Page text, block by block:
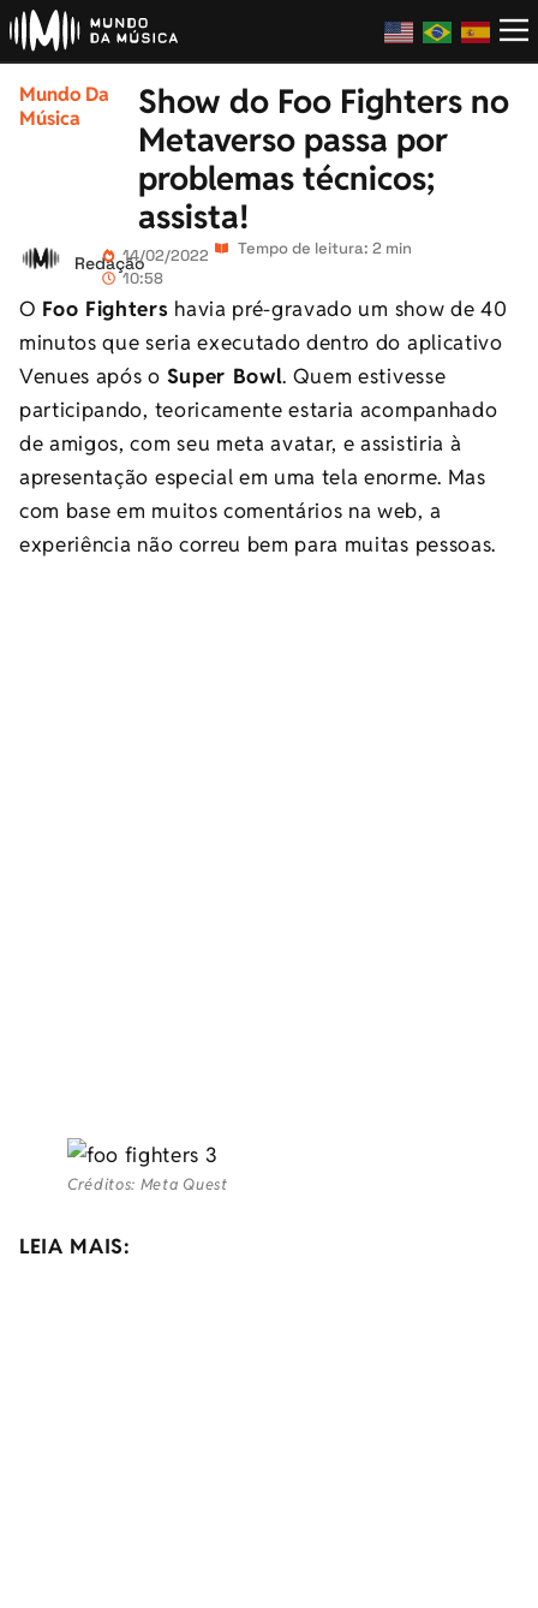
Mundo Da
Música
Show do Foo Fighters no
Metaverso passa por
problemas técnicos;
assista!
Redação14/02/2022
10:58
Tempo de leitura: 2 min
O Foo Fighters havia pré-gravado um show de 40
minutos que seria executado dentro do aplicativo
Venues após o Super Bowl. Quem estivesse
participando, teoricamente estaria acompanhado
de amigos, com seu meta avatar, e assistiria à
apresentação especial em uma tela enorme. Mas
com base em muitos comentários na web, a
experiência não correu bem para muitas pessoas.
Créditos: Meta Quest
LEIA MAIS: